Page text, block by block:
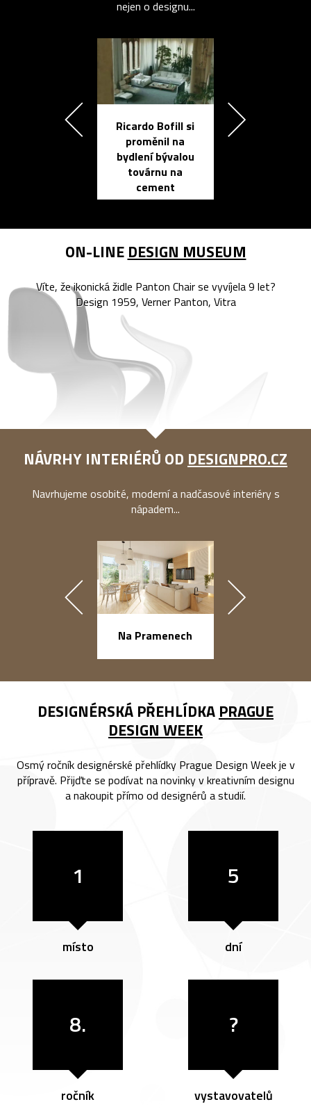
nejen o designu...
Ricardo Bofill si
proměnil na
bydlení bývalou
továrnu na
cement
ON-LINE DESIGN MUSEUM
Víte, že ikonická židle Panton Chair se vyvíjela 9 let?
Design 1959, Verner Panton, Vitra
NÁVRHY INTERIÉRŮ OD DESIGNPRO.CZ
Navrhujeme osobité, moderní a nadčasové interiéry s
nápadem...
Na Pramenech
DESIGNÉRSKÁ PŘEHLÍDKA PRAGUE
DESIGN WEEK
Osmý ročník designérské přehlídky Prague Design Week je v
přípravě. Přijďte se podívat na novinky v kreativním designu
a nakoupit přímo od designérů a studií.
1
místo
5
dní
8.
ročník
?
vystavovatelů